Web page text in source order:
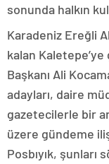
sonunda halkın
Karadeniz Ereğli
kalan Kaletepe’ye
Başkanı Ali
adayları, daire
gazetecilerle bir
üzere gündeme
Posbıyık, şunları